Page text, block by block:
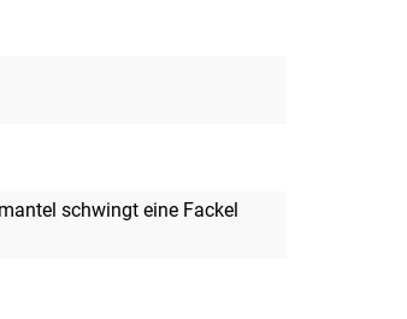
schwingt eine Fackel